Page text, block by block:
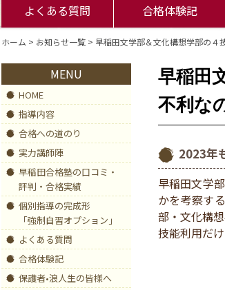
よくある質問 合格体験記
ホーム > お知らせ一覧 > 早稲田文学部＆文化構想学部の４
早稲田
不利な
2023年
早稲田文学
かを考察す
部・文化構
技能利用だ
MENU
HOME
指導内容
合格への道のり
実力講師陣
早稲田合格塾の口コミ・
評判・合格実績
個別指導の完成形
「強制自習オプション」
よくある質問
合格体験記
保護者•浪人生の皆様へ